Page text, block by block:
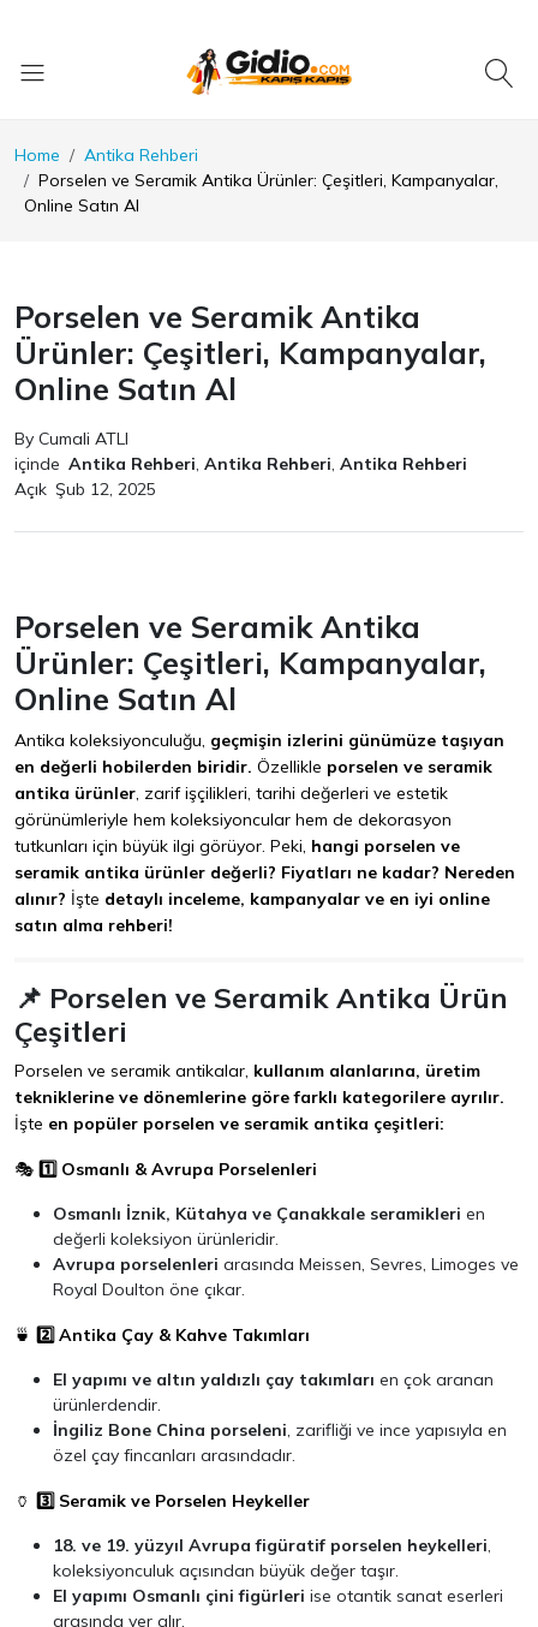
Home
Antika Rehberi
Porselen ve Seramik Antika Ürünler: Çeşitleri, Kampanyalar,
Online Satın Al
Porselen ve Seramik Antika
Ürünler: Çeşitleri, Kampanyalar,
Online Satın Al
By Cumali ATLI
içinde Antika Rehberi, Antika Rehberi, Antika Rehberi
Açık Şub 12, 2025
Porselen ve Seramik Antika
Ürünler: Çeşitleri, Kampanyalar,
Online Satın Al
Antika koleksiyonculuğu, geçmişin izlerini günümüze taşıyan
en değerli hobilerden biridir. Özellikle porselen ve seramik
antika ürünler, zarif işçilikleri, tarihi değerleri ve estetik
görünümleriyle hem koleksiyoncular hem de dekorasyon
tutkunları için büyük ilgi görüyor. Peki, hangi porselen ve
seramik antika ürünler değerli? Fiyatları ne kadar? Nereden
alınır? İşte detaylı inceleme, kampanyalar ve en iyi online
satın alma rehberi!
📌 Porselen ve Seramik Antika Ürün
Çeşitleri
Porselen ve seramik antikalar, kullanım alanlarına, üretim
tekniklerine ve dönemlerine göre farklı kategorilere ayrılır.
İşte en popüler porselen ve seramik antika çeşitleri:
🎭 1️⃣ Osmanlı & Avrupa Porselenleri
Osmanlı İznik, Kütahya ve Çanakkale seramikleri en
değerli koleksiyon ürünleridir.
Avrupa porselenleri arasında Meissen, Sevres, Limoges ve
Royal Doulton öne çıkar.
🍵 2️⃣ Antika Çay & Kahve Takımları
El yapımı ve altın yaldızlı çay takımları en çok aranan
ürünlerdendir.
İngiliz Bone China porseleni, zarifliği ve ince yapısıyla en
özel çay fincanları arasındadır.
🏺 3️⃣ Seramik ve Porselen Heykeller
18. ve 19. yüzyıl Avrupa figüratif porselen heykelleri,
koleksiyonculuk açısından büyük değer taşır.
El yapımı Osmanlı çini figürleri ise otantik sanat eserleri
arasında yer alır.